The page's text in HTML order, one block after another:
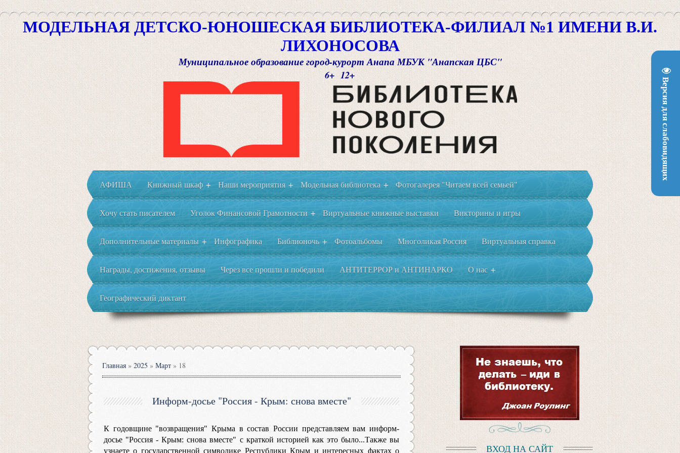
Версия для слабовидящих
МОДЕЛЬНАЯ ДЕТСКО-ЮНОШЕСКАЯ БИБЛИОТЕКА-ФИЛИАЛ №1 ИМЕНИ В.И.
ЛИХОНОСОВА
Муниципальное образование город-курорт Анапа МБУК "Анапская ЦБС"
6+ 12+
АФИША Книжный шкаф + Наши мероприятия + Модельная библиотека + Фотогалерея "Читаем всей семьей"
Хочу стать писателем Уголок Финансовой Грамотности + Виртуальные книжные выставки Викторины и игры
Дополнительные материалы + Инфографика Библионочь + Фотоальбомы Многоликая Россия Виртуальная справка
Награды, достижения, отзывы Через все прошли и победили АНТИТЕРРОР и АНТИНАРКО О нас +
Географический диктант
Главная » 2025 » Март » 18
Информ-досье "Россия - Крым: снова вместе"
К годовщине "возвращения" Крыма в состав России представляем вам информ-
досье "Россия - Крым: снова вместе" с краткой историей как это было...Также вы
узнаете о государственной символике Республики Крым и интересных фактах о
ВХОД НА САЙТ